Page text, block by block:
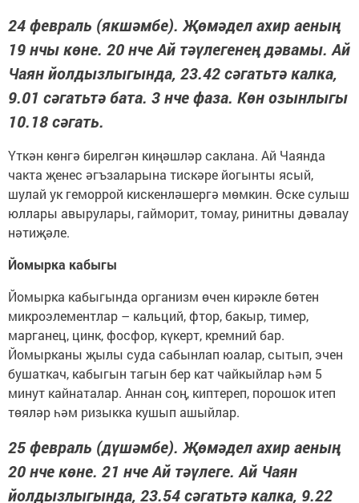
24 февраль (якшәмбе). Җөмәдел ахир аеның
19 нчы көне. 20 нче Ай тәүлегенең дәвамы. Ай
Чаян йолдызлыгында, 23.42 сәгатьтә калка,
9.01 сәгатьтә бата. 3 нче фаза. Көн озынлыгы
10.18 сәгать.
Үткән көнгә бирелгән киңәшләр саклана. Ай Чаянда
чакта җенес әгъзаларына тискәре йогынты ясый,
шулай ук геморрой кискенләшергә мөмкин. Өске сулыш
юллары авырулары, гайморит, томау, ринитны дәвалау
нәтиҗәле.
Йомырка кабыгы
Йомырка кабыгында организм өчен кирәкле бөтен
микроэлементлар – кальций, фтор, бакыр, тимер,
марганец, цинк, фосфор, күкерт, кремний бар.
Йомырканы җылы суда сабынлап юалар, сытып, эчен
бушаткач, кабыгын тагын бер кат чайкыйлар һәм 5
минут кайнаталар. Аннан соң, киптереп, порошок итеп
төяләр һәм ризыкка кушып ашыйлар.
25 февраль (дүшәмбе). Җөмәдел ахир аеның
20 нче көне. 21 нче Ай тәүлеге. Ай Чаян
йолдызлыгында, 23.54 сәгатьтә калка, 9.22